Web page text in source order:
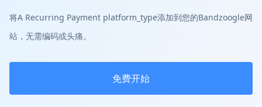
将A Recurring Payment platform_type添加到您的Bandzoogle网
站，无需编码或头痛。
免费开始